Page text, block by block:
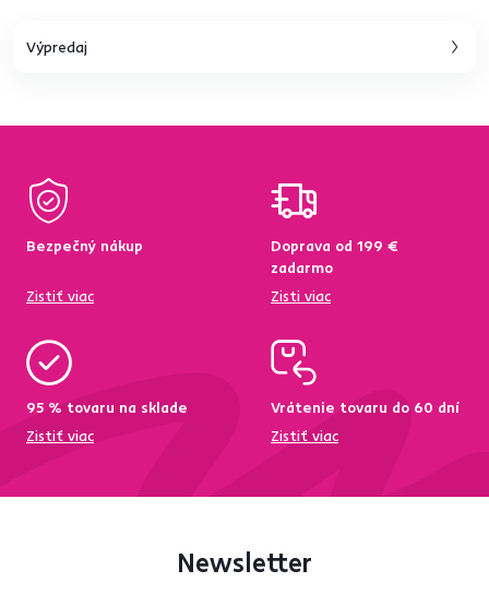
Výpredaj
Bezpečný nákup
Zistiť viac
Doprava od 199 €
zadarmo
Zisti viac
95 % tovaru na sklade
Zistiť viac
Vrátenie tovaru do 60 dní
Zistiť viac
Newsletter